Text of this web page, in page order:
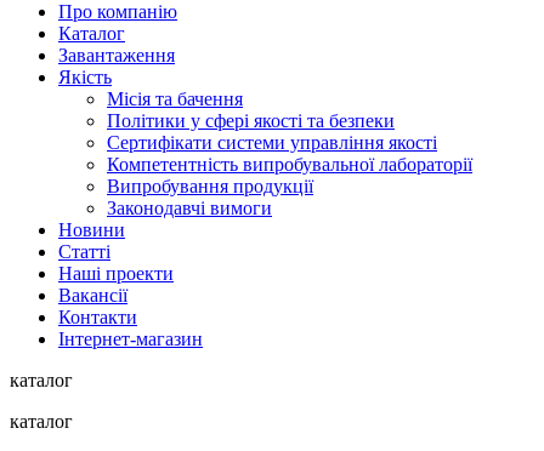
Про компанію
Каталог
Завантаження
Якість
Місія та бачення
Політики у сфері якості та безпеки
Сертифікати системи управління якості
Компетентність випробувальної лабораторії
Випробування продукції
Законодавчі вимоги
Новини
Статті
Наші проекти
Вакансії
Контакти
Інтернет-магазин
каталог
каталог